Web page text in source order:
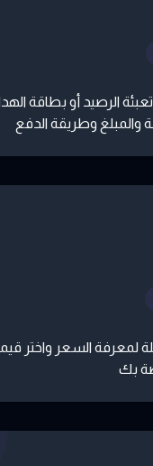
الرصيد أو بطاقة
والمبلغ وطريقة الدفع
لمعرفة السعر واختر
بك